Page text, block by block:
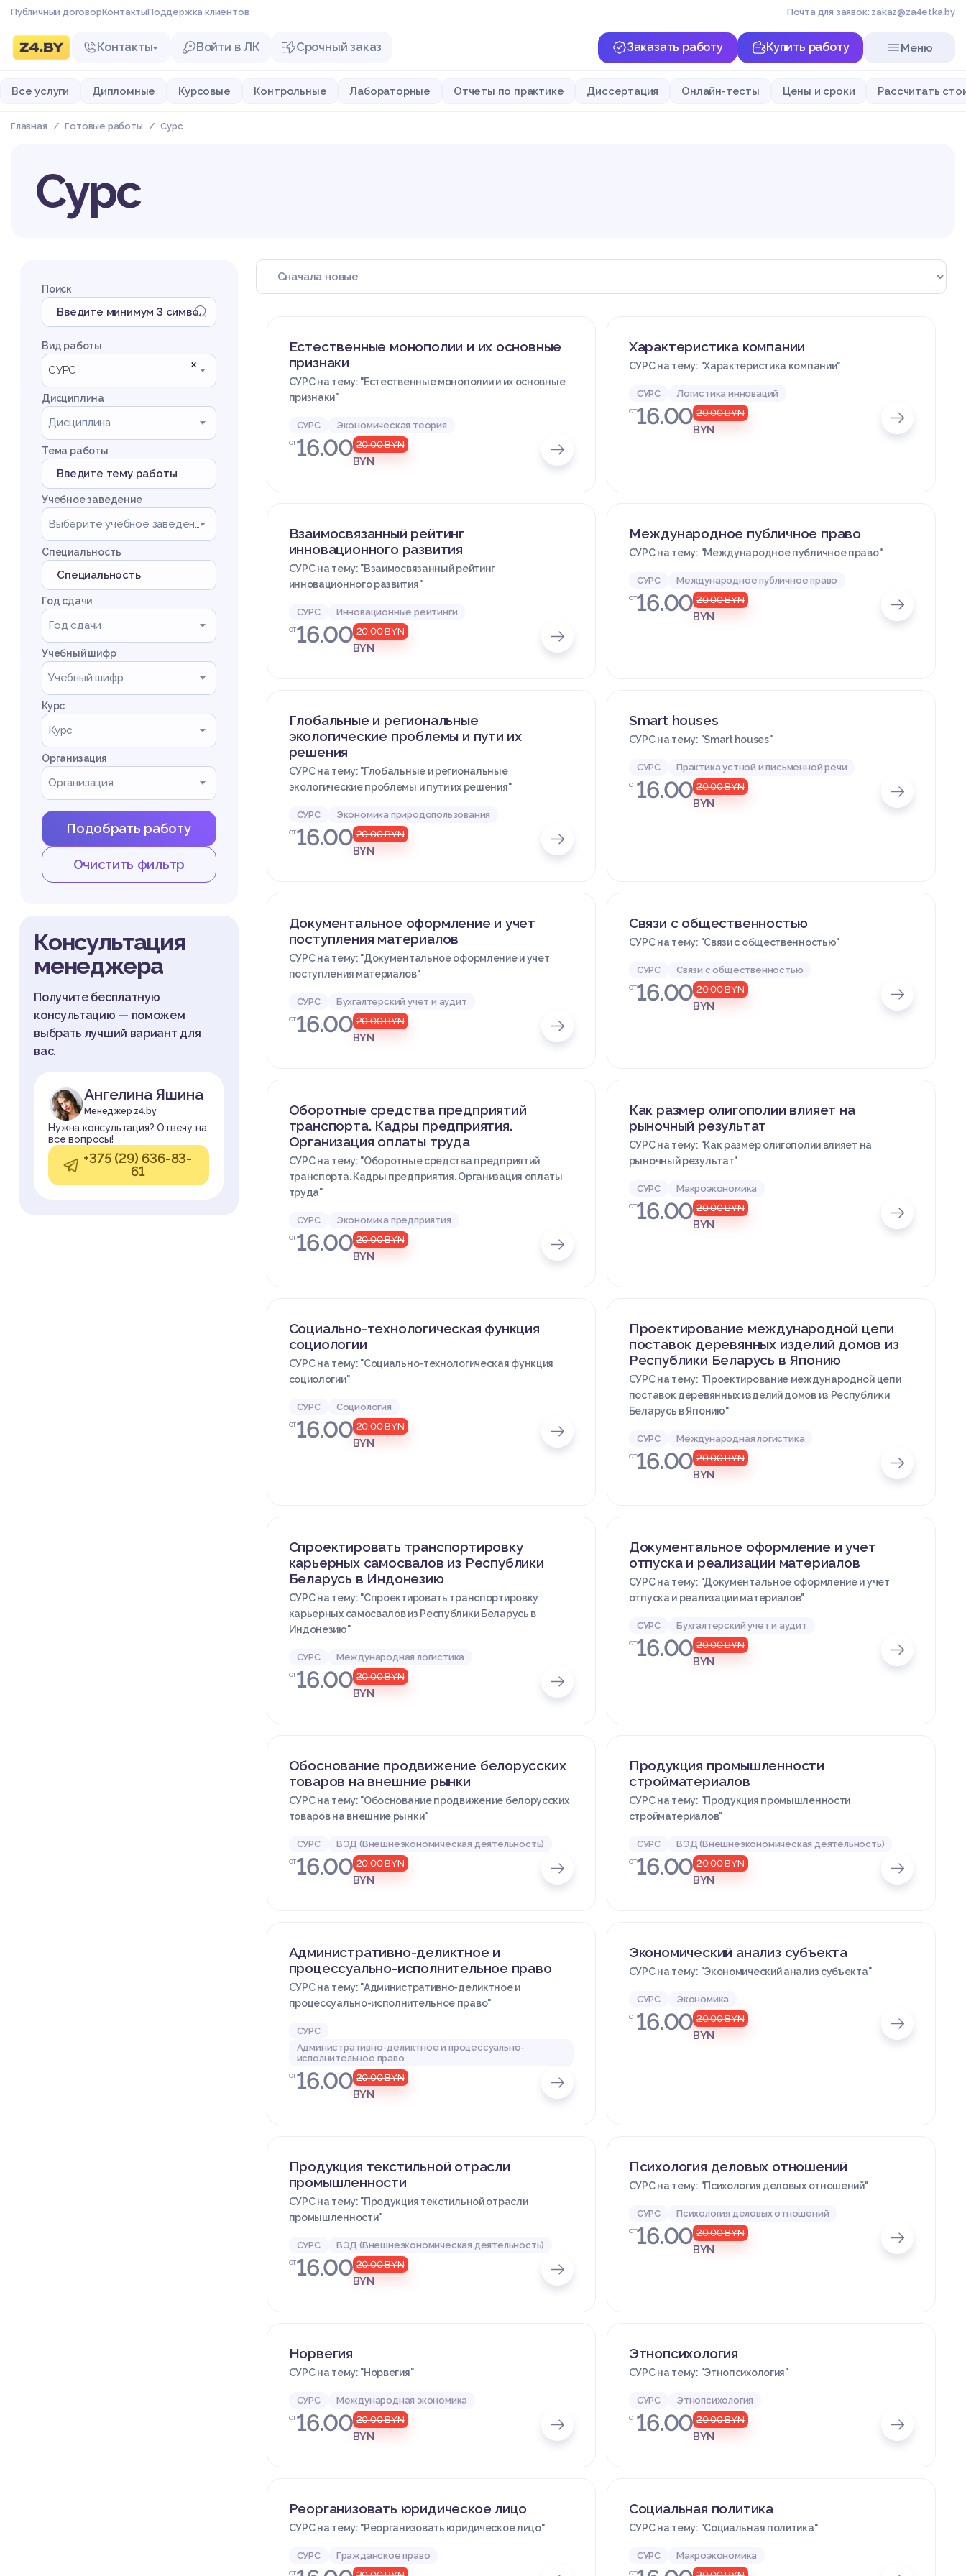
Публичный договорКонтактыПоддержка клиентов Почта для заявок: zakaz@za4etka.by
Контакты Войти в ЛК Срочный заказ Заказать работу Купить работу Меню
Все услуги Дипломные Курсовые Контрольные Лабораторные Отчеты по практике Диссертация Онлайн-тесты Цены и сроки Рассчитать
Главная Готовые работы Сурс
Сурс
Поиск
Вид работы
×
СУРС
Дисциплина
Дисциплина
Тема работы
Учебное заведение
Выберите учебное заведение
Специальность
Год сдачи
Год сдачи
Учебный шифр
Учебный шифр
Курс
Курс
Организация
Организация
Подобрать работу
Очистить фильтр
Консультация
менеджера
Получите бесплатную
консультацию — поможем
выбрать лучший вариант для
вас.
Ангелина Яшина
Менеджер z4.by
Нужна консультация? Отвечу на
все вопросы!
+375 (29) 636-83-
61
Естественные монополии и их основные
признаки
СУРС на тему: "Естественные монополии и их основные
признаки"
СУРС Экономическая теория
от16.00 20.00BYN
BYN
Характеристика компании
СУРС на тему: "Характеристика компании"
СУРС Логистика инноваций
от16.00 20.00BYN
BYN
Взаимосвязанный рейтинг
инновационного развития
СУРС на тему: "Взаимосвязанный рейтинг
инновационного развития"
СУРС Инновационные рейтинги
от16.00 20.00BYN
BYN
Международное публичное право
СУРС на тему: "Международное публичное право"
СУРС Международное публичное право
от16.00 20.00BYN
BYN
Глобальные и региональные
экологические проблемы и пути их
решения
СУРС на тему: "Глобальные и региональные
экологические проблемы и пути их решения"
СУРС Экономика природопользования
от16.00 20.00BYN
BYN
Smart houses
СУРС на тему: "Smart houses"
СУРС Практика устной и письменной речи
от16.00 20.00BYN
BYN
Документальное оформление и учет
поступления материалов
СУРС на тему: "Документальное оформление и учет
поступления материалов"
СУРС Бухгалтерский учет и аудит
от16.00 20.00BYN
BYN
Связи с общественностью
СУРС на тему: "Связи с общественностью"
СУРС Связи с общественностью
от16.00 20.00BYN
BYN
Оборотные средства предприятий
транспорта. Кадры предприятия.
Организация оплаты труда
СУРС на тему: "Оборотные средства предприятий
транспорта. Кадры предприятия. Организация оплаты
труда"
СУРС Экономика предприятия
от16.00 20.00BYN
BYN
Как размер олигополии влияет на
рыночный результат
СУРС на тему: "Как размер олигополии влияет на
рыночный результат"
СУРС Макроэкономика
от16.00 20.00BYN
BYN
Социально-технологическая функция
социологии
СУРС на тему: "Социально-технологическая функция
социологии"
СУРС Социология
от16.00 20.00BYN
BYN
Проектирование международной цепи
поставок деревянных изделий домов из
Республики Беларусь в Японию
СУРС на тему: "Проектирование международной цепи
поставок деревянных изделий домов из Республики
Беларусь в Японию"
СУРС Международная логистика
от16.00 20.00BYN
BYN
Спроектировать транспортировку
карьерных самосвалов из Республики
Беларусь в Индонезию
СУРС на тему: "Спроектировать транспортировку
карьерных самосвалов из Республики Беларусь в
Индонезию"
СУРС Международная логистика
от16.00 20.00BYN
BYN
Документальное оформление и учет
отпуска и реализации материалов
СУРС на тему: "Документальное оформление и учет
отпуска и реализации материалов"
СУРС Бухгалтерский учет и аудит
от16.00 20.00BYN
BYN
Обоснование продвижение белорусских
товаров на внешние рынки
СУРС на тему: "Обоснование продвижение белорусских
товаров на внешние рынки"
СУРС ВЭД (Внешнеэкономическая деятельность)
от16.00 20.00BYN
BYN
Продукция промышленности
стройматериалов
СУРС на тему: "Продукция промышленности
стройматериалов"
СУРС ВЭД (Внешнеэкономическая деятельность)
от16.00 20.00BYN
BYN
Административно-деликтное и
процессуально-исполнительное право
СУРС на тему: "Административно-деликтное и
процессуально-исполнительное право"
СУРС
Административно-деликтное и процессуально-
исполнительное право
от16.00 20.00BYN
BYN
Экономический анализ субъекта
СУРС на тему: "Экономический анализ субъекта"
СУРС Экономика
от16.00 20.00BYN
BYN
Продукция текстильной отрасли
промышленности
СУРС на тему: "Продукция текстильной отрасли
промышленности"
СУРС ВЭД (Внешнеэкономическая деятельность)
от16.00 20.00BYN
BYN
Психология деловых отношений
СУРС на тему: "Психология деловых отношений"
СУРС Психология деловых отношений
от16.00 20.00BYN
BYN
Норвегия
СУРС на тему: "Норвегия"
СУРС Международная экономика
от16.00 20.00BYN
BYN
Этнопсихология
СУРС на тему: "Этнопсихология"
СУРС Этнопсихология
от16.00 20.00BYN
BYN
Реорганизовать юридическое лицо
СУРС на тему: "Реорганизовать юридическое лицо"
СУРС Гражданское право
от
Социальная политика
СУРС на тему: "Социальная политика"
СУРС Макроэкономика
от